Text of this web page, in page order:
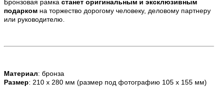
Бронзовая рамка станет оригинальным и эксклюзивным
подарком на торжество дорогому человеку, деловому партнеру
или руководителю.
Материал: бронза
Размер: 210 х 280 мм (размер под фотографию 105 х 155 мм)